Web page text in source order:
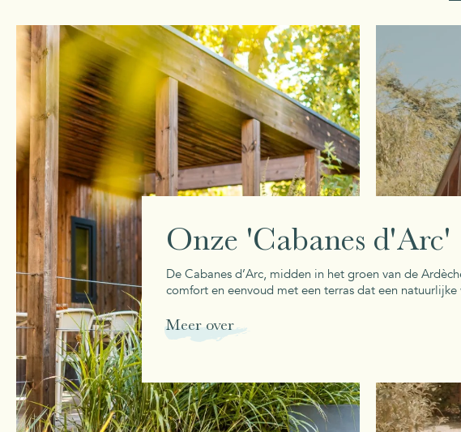
Onze 'Cabanes d'Arc'
De Cabanes d’Arc, midden in het groen van de
comfort en eenvoud met een terras dat een
Meer over